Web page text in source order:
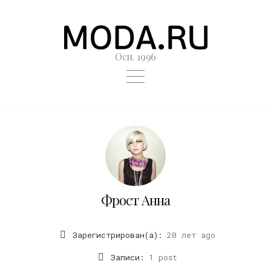
Осн. 1996
Фрост Анна
Зарегистрирован(а): 20 лет ago
Записи: 1 post